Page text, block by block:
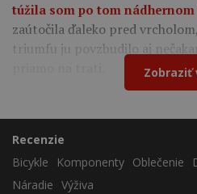
túžila som po tom
zaútočila ďaleko pred
triumfu ju povzbudilo aj
Zobraziť
Recenzie
Bicykle
Komponenty Oblečenie
Náradie Výživa